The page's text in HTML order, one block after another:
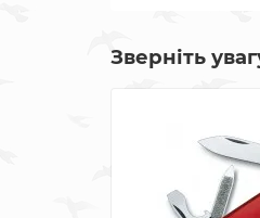
Зверніть